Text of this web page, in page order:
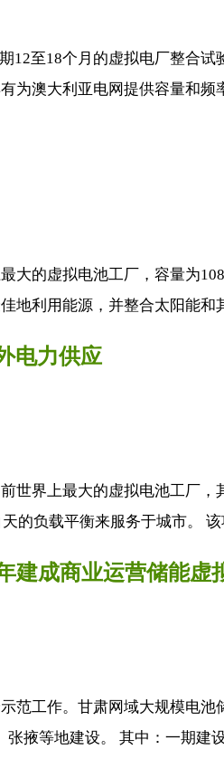
至18个月的虚拟电厂整合
为澳大利亚电网提供容量和频
的虚拟电池工厂，容量为
地利用能源，并整合太阳能和
电力供应
界上最大的虚拟电池工厂
的负载平衡来服务于城市。
建成商业运营储能虚
范工作。甘肃网域大规模电
掖等地建设。 其中：一期建